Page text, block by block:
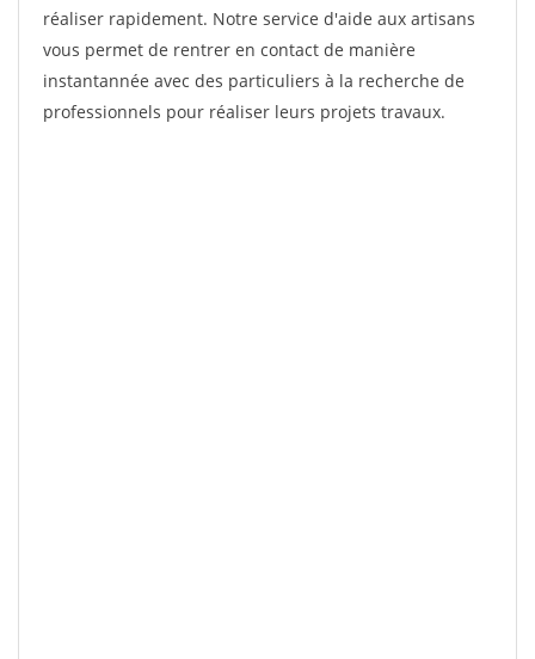
réaliser rapidement. Notre service d'aide aux artisans
vous permet de rentrer en contact de manière
instantannée avec des particuliers à la recherche de
professionnels pour réaliser leurs projets travaux.